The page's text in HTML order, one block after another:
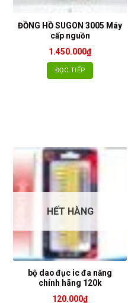
ĐỒNG HỒ SUGON 3005 Máy
cấp nguồn
1.450.000₫
ĐỌC TIẾP
HẾT HÀNG
bộ dao đục ic đa năng
chính hãng 120k
120.000₫